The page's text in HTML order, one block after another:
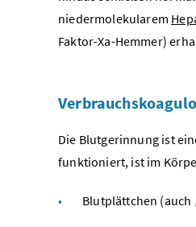
niedermolekularem
Faktor-Xa-Hemmer)
Die Blutgerinnung ist
funktioniert, ist im
Blutplättchen (auch